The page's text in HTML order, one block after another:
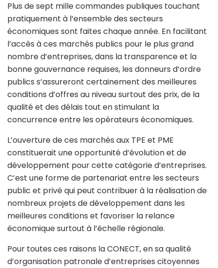
Plus de sept mille commandes publiques touchant
pratiquement à l’ensemble des secteurs
économiques sont faites chaque année. En facilitant
l’accès à ces marchés publics pour le plus grand
nombre d’entreprises, dans la transparence et la
bonne gouvernance requises, les donneurs d’ordre
publics s’assureront certainement des meilleures
conditions d’offres au niveau surtout des prix, de la
qualité et des délais tout en stimulant la
concurrence entre les opérateurs économiques.
L’ouverture de ces marchés aux TPE et PME
constituerait une opportunité d’évolution et de
développement pour cette catégorie d’entreprises.
C’est une forme de partenariat entre les secteurs
public et privé qui peut contribuer à la réalisation de
nombreux projets de développement dans les
meilleures conditions et favoriser la relance
économique surtout à l’échelle régionale.
Pour toutes ces raisons la CONECT, en sa qualité
d’organisation patronale d’entreprises citoyennes